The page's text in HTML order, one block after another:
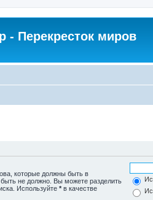
- Перекресток миров
которые должны быть в
быть не должно. Вы можете разделить
Используйте * в качестве